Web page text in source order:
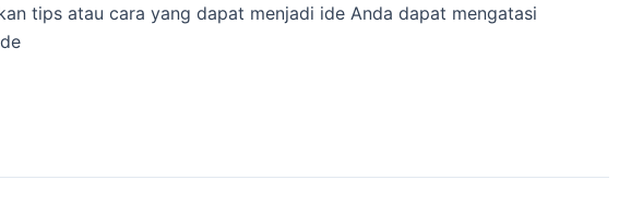
tips atau cara yang dapat menjadi ide Anda dapat mengatasi